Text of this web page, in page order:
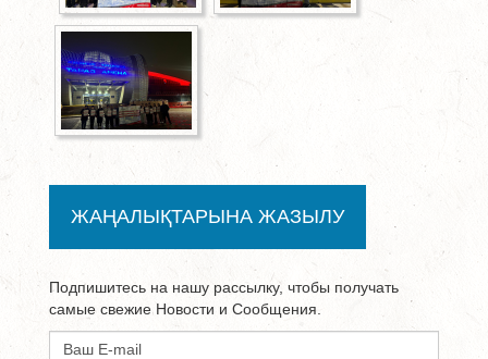
ЖАҢАЛЫҚТАРЫНА ЖАЗЫЛУ
Подпишитесь на нашу рассылку, чтобы получать
самые свежие Новости и Сообщения.